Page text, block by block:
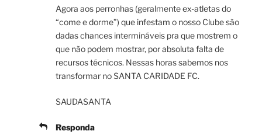
Agora aos perronhas (geralmente ex-atletas do
“come e dorme”) que infestam o nosso Clube são
dadas chances intermináveis pra que mostrem o
que não podem mostrar, por absoluta falta de
recursos técnicos. Nessas horas sabemos nos
transformar no SANTA CARIDADE FC.
SAUDASANTA
Responda